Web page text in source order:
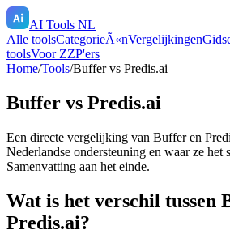
AI Tools NL
Alle toolsCategorieÃ«nVergelijkingen
toolsVoor ZZP'ers
Home/Tools/Buffervs Predis.ai
Buffer vs Predis.ai
Een directe vergelijking van Bufferen
Nederlandse ondersteuning en waar ze het
Samenvatting aan het einde.
Wat is het verschil tussen
Predis.ai?